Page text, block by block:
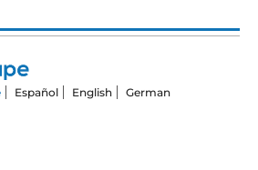
Español English German